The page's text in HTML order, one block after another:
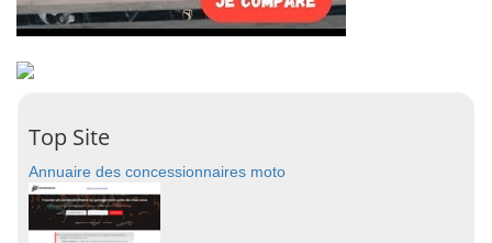
Top Site
Annuaire des concessionnaires moto